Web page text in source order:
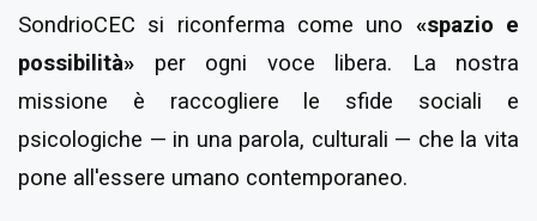
SondrioCEC si riconferma come uno «spazio e
possibilità» per ogni voce libera. La nostra
missione è raccogliere le sfide sociali e
psicologiche — in una parola, culturali — che la vita
pone all'essere umano contemporaneo.